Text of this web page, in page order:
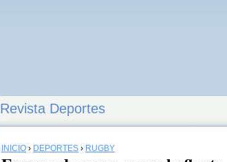
Revista Deportes
INICIO › DEPORTES › RUGBY